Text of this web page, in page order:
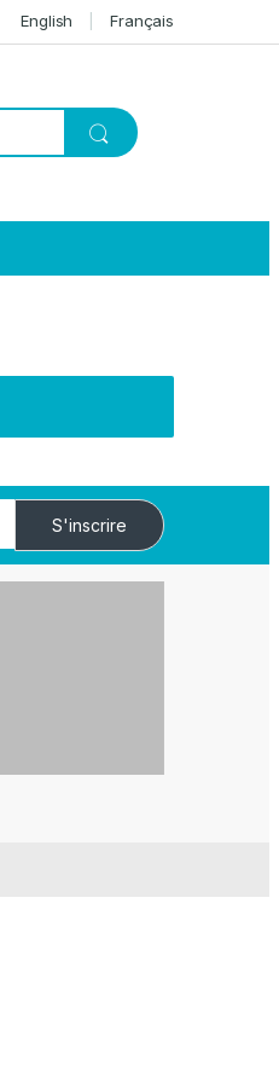
English Français
S'inscrire